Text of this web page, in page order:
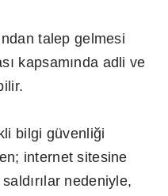
talep gelmesi
kapsamında adli ve
bilgi güvenliği
internet sitesine
nedeniyle,